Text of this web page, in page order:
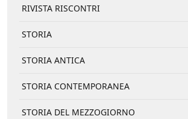
RIVISTA RISCONTRI
STORIA
STORIA ANTICA
STORIA CONTEMPORANEA
STORIA DEL MEZZOGIORNO